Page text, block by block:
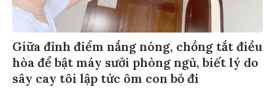
Giữa đỉnh điểm nắng nóng, chồng tắt điều
hòa để bật máy sưởi phòng ngủ, biết lý do
sây cay tôi lập tức ôm con bỏ đi